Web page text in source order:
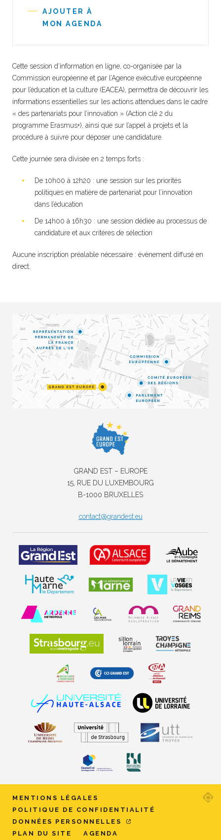
AJOUTER À
MON AGENDA
Cette session d’information en ligne, co-organisée par la
Commission européenne et par l’Agence exécutive européenne
pour l’éducation et la culture (EACEA), permettra de découvrir les
informations essentielles sur les actions attendues dans le cadre
« des partenariats pour l’innovation » (Action clé 2 du
programme Erasmus+), ainsi que sur l’appel à projets et la
procédure à suivre pour déposer une candidature.
Cette journée sera divisée en 2 temps forts :
De 10h00 à 12h20 : une session sur les priorités
politiques en matière de partenariat pour l’innovation
dans l’éducation
De 14h00 à 16h30 : une session dédiée au processus de
candidature et aux critères de sélection
Aucune inscription préalable nécessaire : évènement diffusé en
direct.
GRAND EST – EUROPE
15, RUE DU LUXEMBOURG
B-1000 BRUXELLES
contact@grandest.eu
MENTIONS LÉGALES
POLITIQUE DE CONFIDENTIALITÉ
DONNÉES PERSONNELLES
PLAN DU SITE
AGENDA